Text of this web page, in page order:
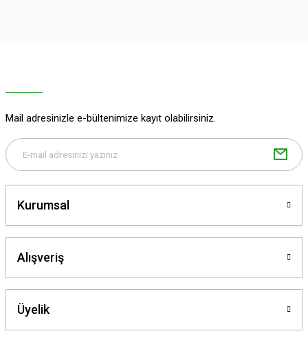
Bu ürüne benzer farklı alternatifler olmalı.
Mail adresinizle e-bültenimize kayıt olabilirsiniz.
Kurumsal
Alışveriş
Üyelik